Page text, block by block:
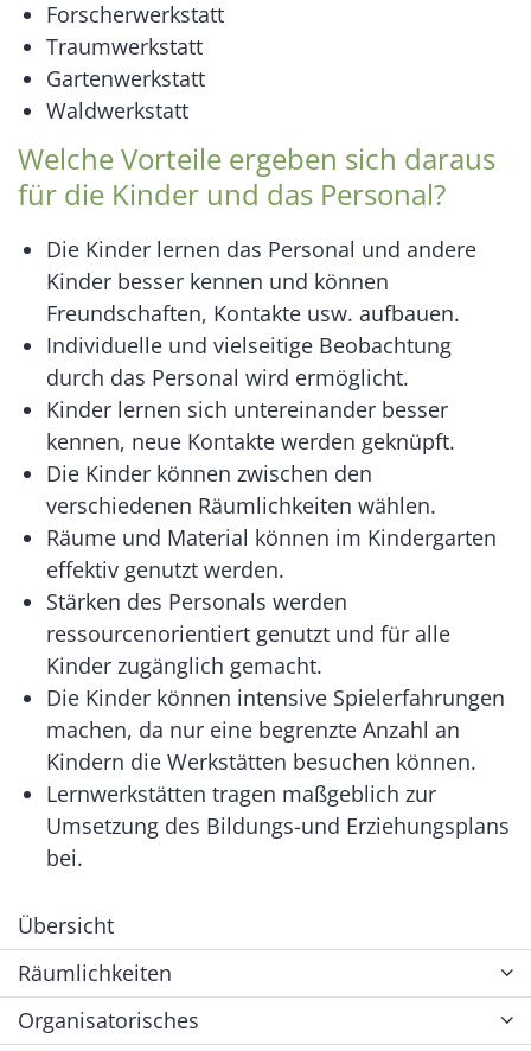
Forscherwerkstatt
Traumwerkstatt
Gartenwerkstatt
Waldwerkstatt
Welche Vorteile ergeben sich daraus
für die Kinder und das Personal?
Die Kinder lernen das Personal und andere
Kinder besser kennen und können
Freundschaften, Kontakte usw. aufbauen.
Individuelle und vielseitige Beobachtung
durch das Personal wird ermöglicht.
Kinder lernen sich untereinander besser
kennen, neue Kontakte werden geknüpft.
Die Kinder können zwischen den
verschiedenen Räumlichkeiten wählen.
Räume und Material können im Kindergarten
effektiv genutzt werden.
Stärken des Personals werden
ressourcenorientiert genutzt und für alle
Kinder zugänglich gemacht.
Die Kinder können intensive Spielerfahrungen
machen, da nur eine begrenzte Anzahl an
Kindern die Werkstätten besuchen können.
Lernwerkstätten tragen maßgeblich zur
Umsetzung des Bildungs-und Erziehungsplans
bei.
Übersicht
Räumlichkeiten
Organisatorisches